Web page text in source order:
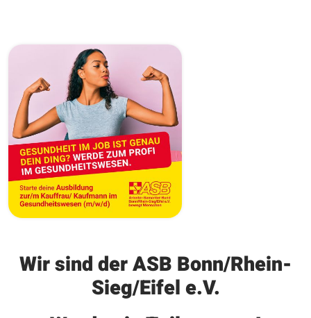
Wir sind der ASB Bonn/Rhein-
Sieg/Eifel e.V.